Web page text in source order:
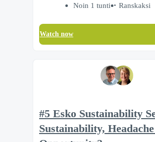
Noin 1 tunti Ranskaksi
Watch now
#5 Esko Sustainability
Sustainability,